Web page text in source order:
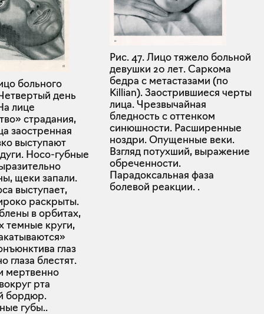
больного
день
лице
страдания,
заостренная
выступают
Носо-губные
щеки запали.
выступает,
раскрыты.
в орбитах,
темные круги,
глаз
глаза блестят.
мертвенно
рта
бордюр.
губы..
Рис. 47. Лицо тяжело больной
девушки 20 лет. Саркома
бедра с метастазами (по
Killian). Заострившиеся черты
лица. Чрезвычайная
бледность с оттенком
синюшности. Расширенные
ноздри. Опущенные веки.
Взгляд потухший, выражение
обреченности.
Парадоксальная фаза
болевой реакции. .